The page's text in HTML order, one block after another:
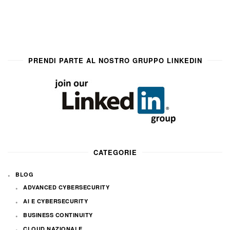
PRENDI PARTE AL NOSTRO GRUPPO LINKEDIN
CATEGORIE
BLOG
ADVANCED CYBERSECURITY
AI E CYBERSECURITY
BUSINESS CONTINUITY